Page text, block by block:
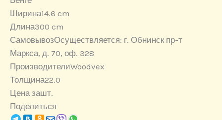
Ширина14.6 cm
Длина300 cm
СамовывозОсуществляется: г. Обнинск пр-т
Маркса, д. 70, оф. 328
ПроизводителиWoodvex
Толщина22.0
Цена зашт.
Поделиться